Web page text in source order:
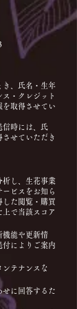
き、氏名・生年
・クレジット
を取得させてい
信時には、氏
せていただき
析し、生花事業
ビスをお知ら
した閲覧・購買
で当該スコア
機能や更新情
付によりご案内
ンテナンスな
せに回答するた